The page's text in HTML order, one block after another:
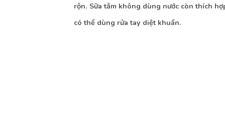
rộn. Sữa tắm không dùng nước còn thích
có thể dùng rửa tay diệt khuẩn.